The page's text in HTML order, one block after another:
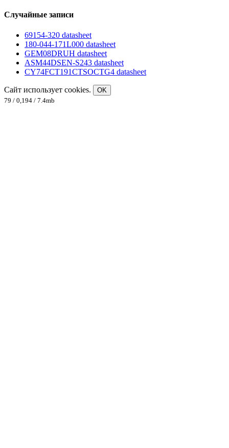
Случайные записи
69154-320 datasheet
180-044-171L000 datasheet
GEM08DRUH datasheet
ASM44DSEN-S243 datasheet
CY74FCT191CTSOCTG4 datasheet
Сайт использует cookies.
OK
79 / 0,194 / 7.4mb